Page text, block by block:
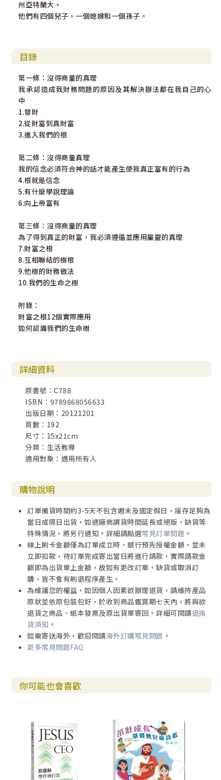
──Peter Greer
得到平安、盼望和豐富的生命。」
──Daryl Heald（智慧捐獻協會 GIVING WISELY 理事長）
州亞特蘭大。
他們有四個兒子，一個媳婦和一個孫子。
目錄
第一條：沒得商量的真理
我承認造成我財務問題的原因及其解決辦法都在我自己的心
中
1.發財
2.從財富到真財富
3.進入我們的根
第二條：沒得商量真理
我的信念必須符合神的話才能產生使我真正富有的行為
4.根就是信念
5.有什麼學說理論
6.向上帝富有
第三條：沒得商量的真理
為了得到真正的財富，我必須遵循並應用屬靈的真理
7.財富之根
8.互相聯結的樹根
9.他樹的財務做法
10.我們的生命之樹
附錄：
財富之根12個實際應用
如何認識我們的生命樹
詳細資料
原書號：C788
ISBN：9789868056633
出版日期：20121201
頁數：192
尺寸：15x21cm
分類：生活教導
適用對象：適用所有人
購物說明
訂單備貨時間約3-5天不包含週末及國定假日，庫存足夠為
當日或隔日出貨，如遇廠商調貨時間延長或絕版、缺貨等
特殊情況，將另行通知。詳細請點選常見訂單問題 。
線上刷卡金額僅為訂單成立時，銀行預先授權金額，並未
立即扣款，待訂單完成寄出當日將進行請款，實際請款金
額即為出貨單上金額，故如有更改訂單、缺貨或取消訂
購，皆不會有刷退程序產生。
為維護您的權益，如因個人因素欲辦理退貨，請維持產品
原狀並依原包裝包好，於收到商品鑑賞期七天內，將與欲
退貨之商品、紙本發票及原出貨單寄回。詳細可閱讀退換
貨須知 。
如需寄送海外，歡迎閱讀海外訂購常見問題 。
更多常見問題FAQ
你可能也會喜歡